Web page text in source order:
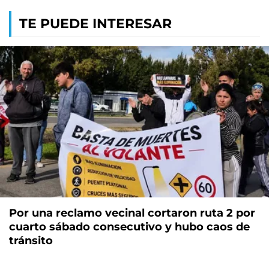
TE PUEDE INTERESAR
Por una reclamo vecinal cortaron ruta 2 por
cuarto sábado consecutivo y hubo caos de
tránsito